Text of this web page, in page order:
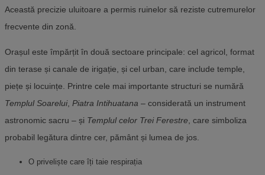
Această precizie uluitoare a permis ruinelor să reziste cutremurelor
frecvente din zonă.
Orașul este împărțit în două sectoare principale: cel agricol, format
din terase și canale de irigație, și cel urban, care include temple,
piețe și locuințe. Printre cele mai importante structuri se numără
Templul Soarelui, Piatra Intihuatana – considerată un instrument
astronomic sacru – și Templul celor Trei Ferestre , care simboliza
probabil legătura dintre cer, pământ și lumea de jos.
O priveliște care îți taie respirația